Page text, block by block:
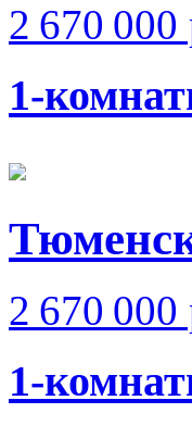
2 670 000
1-
2 670 000
1-